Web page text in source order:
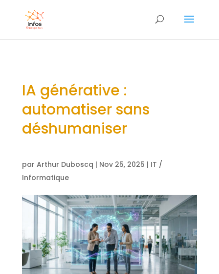
IA générative :
automatiser sans
déshumaniser
par Arthur Duboscq | Nov 25, 2025 | IT /
Informatique